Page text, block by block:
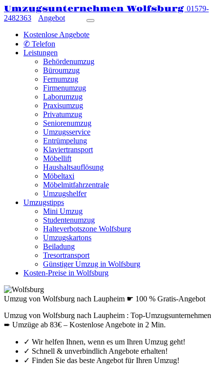
Umzugsunternehmen Wolfsburg 01579-
2482363
Angebot
Kostenlose Angebote
✆ Telefon
Leistungen
Behördenumzug
Büroumzug
Fernumzug
Firmenumzug
Laborumzug
Praxisumzug
Privatumzug
Seniorenumzug
Umzugsservice
Entrümpelung
Klaviertransport
Möbellift
Haushaltsauflösung
Möbeltaxi
Möbelmitfahrzentrale
Umzugshelfer
Umzugstipps
Mini Umzug
Studentenumzug
Halteverbotszone Wolfsburg
Umzugskartons
Beiladung
Tresortransport
Günstiger Umzug in Wolfsburg
Kosten-Preise in Wolfsburg
Umzug von Wolfsburg nach Laupheim ☛ 100 % Gratis-Angebot
Umzug von Wolfsburg nach Laupheim : Top-Umzugsunternehmen
➨ Umzüge ab 83€ – Kostenlose Angebote in 2 Min.
✓ Wir helfen Ihnen, wenn es um Ihren Umzug geht!
✓ Schnell & unverbindlich Angebote erhalten!
✓ Finden Sie das beste Angebot für Ihren Umzug!